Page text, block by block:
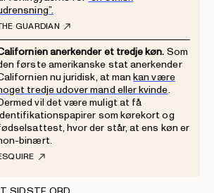
GUARDIAN
anerkender et tredje køn. Som
første amerikanske stat anerkender
nu juridisk, at mankan være
tredje udover mand eller kvinde.
vil det være muligt at få
som kørekort og
hvor der står, at ens køn er
binært.